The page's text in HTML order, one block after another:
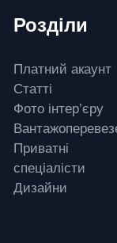
Розділи
Платний акаунт
Статті
Фото інтер’єру
Приватні
спеціалісти
Дизайни